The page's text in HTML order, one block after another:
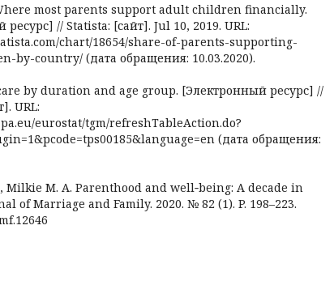
most parents support adult children financially.
// Statista: [сайт]. Jul 10, 2019. URL:
chart/18654/share-of-parents-supporting-
by-country/ (дата обращения: 10.03.2020).
by duration and age group. [Электронный ресурс] //
URL:
eurostat/tgm/refreshTableAction.do?
(дата обращения:
Milkie M. A. Parenthood and well‐being: A decade in
of Marriage and Family. 2020. № 82 (1). P. 198–223.